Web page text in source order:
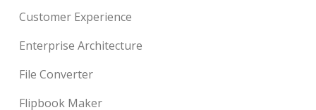
Customer Experience
Enterprise Architecture
File Converter
Flipbook Maker